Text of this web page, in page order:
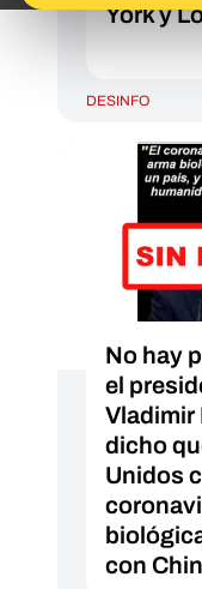
York y
DESINFO
No hay
el
Vladimir
dicho
Unidos
con